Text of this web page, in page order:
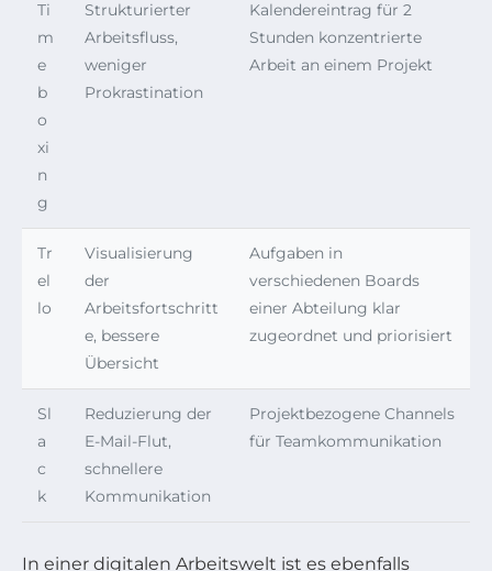
Ti
m
e
b
o
xi
n
g
Strukturierter
Arbeitsfluss,
weniger
Prokrastination
Kalendereintrag für 2
Stunden konzentrierte
Arbeit an einem Projekt
Tr
el
lo
Visualisierung
der
Arbeitsfortschritt
e, bessere
Übersicht
Aufgaben in
verschiedenen Boards
einer Abteilung klar
zugeordnet und priorisiert
Sl
a
c
k
Reduzierung der
E-Mail-Flut,
schnellere
Kommunikation
Projektbezogene Channels
für Teamkommunikation
In einer digitalen Arbeitswelt ist es ebenfalls